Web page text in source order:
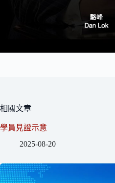
相關文章
學員見證示意
2025-08-20